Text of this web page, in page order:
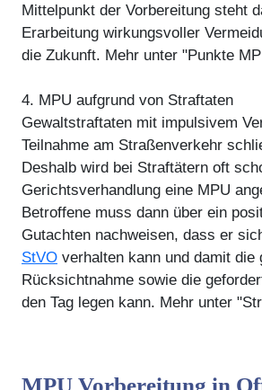
Mittelpunkt der Vorbereitung steht
Erarbeitung wirkungsvoller
die Zukunft. Mehr unter "Punkte
4. MPU aufgrund von Straftaten
Gewaltstraftaten mit impulsivem
Teilnahme am Straßenverkehr
Deshalb wird bei Straftätern oft
Gerichtsverhandlung eine MPU
Betroffene muss dann über ein
Gutachten nachweisen, dass er
StVO verhalten kann und damit die
Rücksichtnahme sowie die
den Tag legen kann. Mehr unter
MPU Vorbereitung in